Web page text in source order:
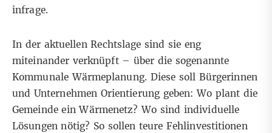
infrage.
In der aktuellen Rechtslage sind sie eng
miteinander verknüpft – über die sogenannte
Kommunale Wärmeplanung. Diese soll Bürgerinnen
und Unternehmen Orientierung geben: Wo plant die
Gemeinde ein Wärmenetz? Wo sind individuelle
Lösungen nötig? So sollen teure Fehlinvestitionen